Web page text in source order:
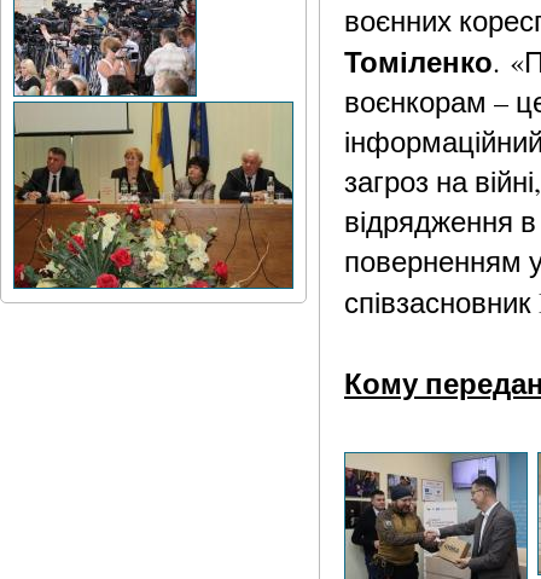
воєнних
Томіленко.
воєнкорам –
загроз на
відрядження
поверненням
Кому